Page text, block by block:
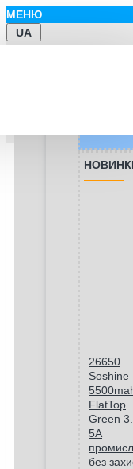
МЕНЮ
UA
26650
Soshine
FlatTop
Green
5A
без